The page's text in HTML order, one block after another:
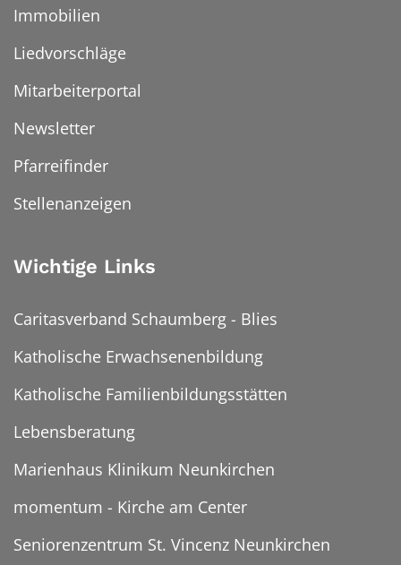
Immobilien
Liedvorschläge
Mitarbeiterportal
Newsletter
Pfarreifinder
Stellenanzeigen
Wichtige Links
Caritasverband Schaumberg - Blies
Katholische Erwachsenenbildung
Katholische Familienbildungsstätten
Lebensberatung
Marienhaus Klinikum Neunkirchen
momentum - Kirche am Center
Seniorenzentrum St. Vincenz Neunkirchen